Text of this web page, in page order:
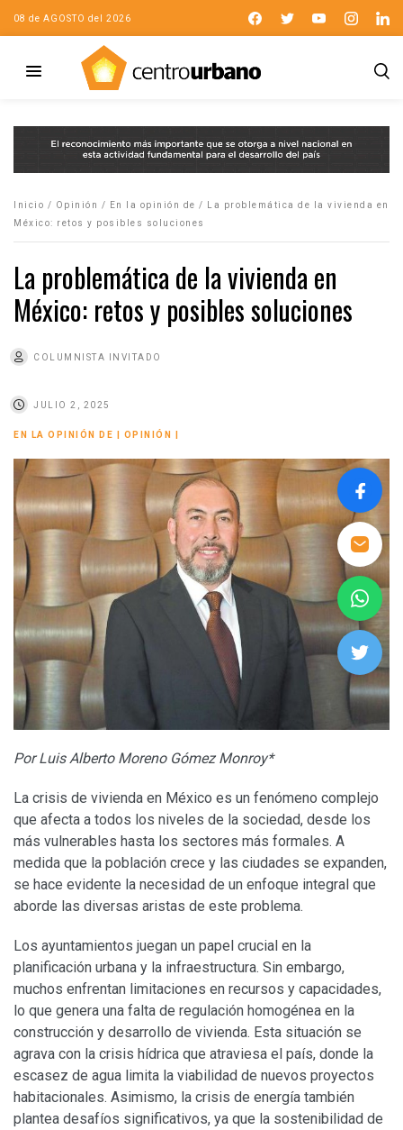
08 de AGOSTO del 2026
Inicio / Opinión / En la opinión de /
La problemática de la vivienda en
México: retos y posibles soluciones
La problemática de la vivienda en
México: retos y posibles soluciones
COLUMNISTA INVITADO
JULIO 2, 2025
EN LA OPINIÓN DE OPINIÓN
Por Luis Alberto Moreno Gómez Monroy*
La crisis de vivienda en México es un fenómeno complejo
que afecta a todos los niveles de la sociedad, desde los
más vulnerables hasta los sectores más formales. A
medida que la población crece y las ciudades se expanden,
se hace evidente la necesidad de un enfoque integral que
aborde las diversas aristas de este problema.
Los ayuntamientos juegan un papel crucial en la
planificación urbana y la infraestructura. Sin embargo,
muchos enfrentan limitaciones en recursos y capacidades,
lo que genera una falta de regulación homogénea en la
construcción y desarrollo de vivienda. Esta situación se
agrava con la crisis hídrica que atraviesa el país, donde la
escasez de agua limita la viabilidad de nuevos proyectos
habitacionales. Asimismo, la crisis de energía también
plantea desafíos significativos, ya que la sostenibilidad de